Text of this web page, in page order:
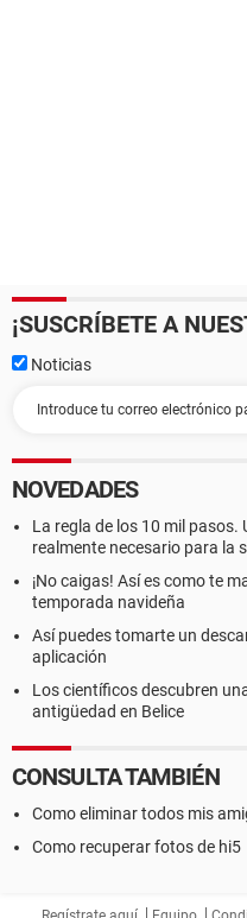
¡SUSCRÍBETE A
Noticias
NOVEDADES
La regla de los 10 mil pasos.
realmente necesario para la
¡No caigas! Así es como te
temporada navideña
Así puedes tomarte un
aplicación
Los científicos descubren
antigüedad en Belice
CONSULTA TAMBIÉN
Como eliminar todos mis
Como recuperar fotos de hi5